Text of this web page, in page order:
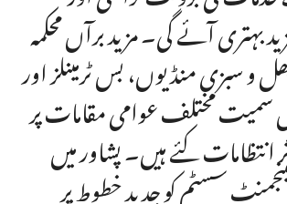
بہتری آئے گی۔ مزید برآں محکمہ
و سبزی منڈیوں، بس ٹرمینلز اور
سمیت مختلف عوامی مقامات پر
کئے ہیں۔ پشاور میں
سسٹم کو جدید خطوط پر